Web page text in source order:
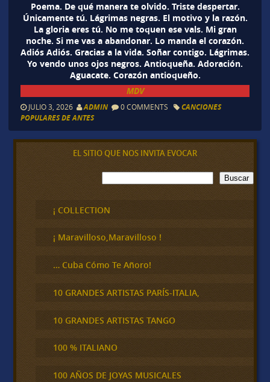
Poema. De qué manera te olvido. Triste despertar.
Únicamente tú. Lágrimas negras. El motivo y la razón.
La gloria eres tú. No me toquen ese vals. Mi gran
noche. Si me vas a abandonar. Lo manda el corazón.
Adiós Adiós. Gracias a la vida. Soñar contigo. Lágrimas.
Yo vendo unos ojos negros. Antioqueña. Adoración.
Aguacate. Corazón antioqueño.
MDV
JULIO 3, 2026 ADMIN 0 COMMENTS
CANCIONES
POPULARES DE ANTES
EL SITIO QUE NOS INVITA EVOCAR
B
u
c
a
Buscar
¡ COLLECTION
¡ Maravilloso,Maravilloso !
… Cuba Cómo Te Añoro!
10 GRANDES ARTISTAS PARÍS-ITALIA,
10 GRANDES ARTISTAS TANGO
100 % ITALIANO
100 AÑOS DE JOYAS MUSICALES